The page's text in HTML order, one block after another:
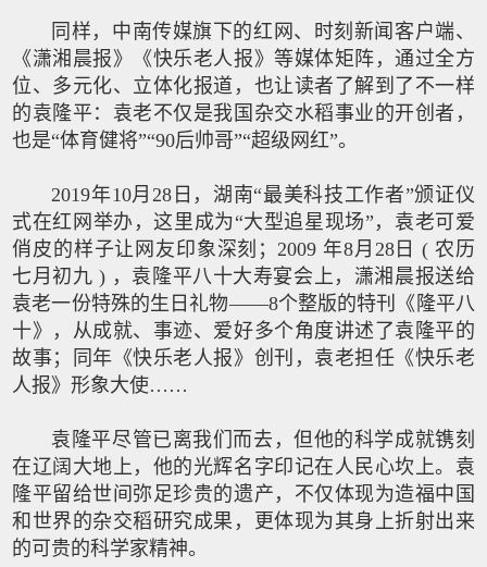
同样，中南传媒旗下的红网、时刻新闻客户端、
《潇湘晨报》《快乐老人报》等媒体矩阵，通过全方
位、多元化、立体化报道，也让读者了解到了不一样
的袁隆平：袁老不仅是我国杂交水稻事业的开创者，
也是“体育健将”“90后帅哥”“超级网红”。
2019年10月28日，湖南“最美科技工作者”颁证仪
式在红网举办，这里成为“大型追星现场”，袁老可爱
俏皮的样子让网友印象深刻；2009 年8月28日 ( 农历
七月初九 ) ，袁隆平八十大寿宴会上，潇湘晨报送给
袁老一份特殊的生日礼物——8个整版的特刊《隆平八
十》，从成就、事迹、爱好多个角度讲述了袁隆平的
故事；同年《快乐老人报》创刊，袁老担任《快乐老
人报》形象大使……
袁隆平尽管已离我们而去，但他的科学成就镌刻
在辽阔大地上，他的光辉名字印记在人民心坎上。袁
隆平留给世间弥足珍贵的遗产，不仅体现为造福中国
和世界的杂交稻研究成果，更体现为其身上折射出来
的可贵的科学家精神。